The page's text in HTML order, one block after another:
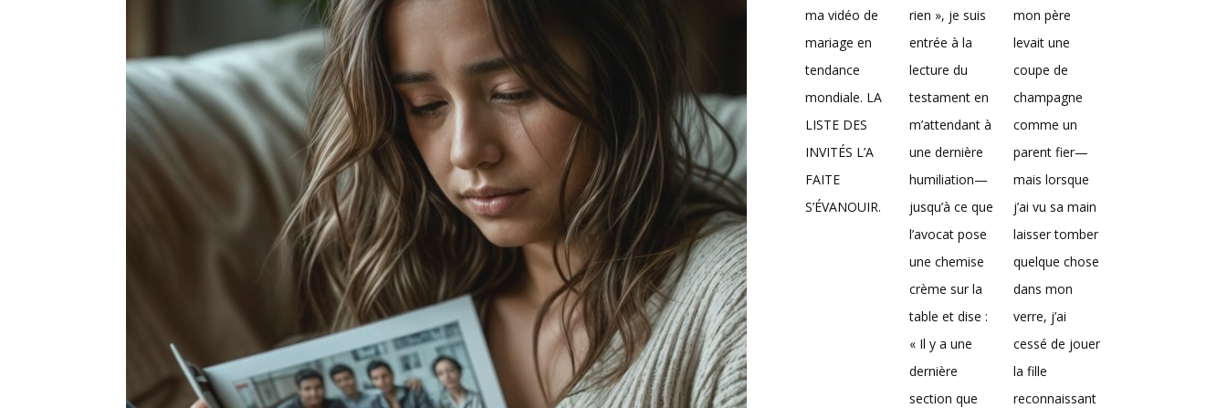
ma vidéo de
mariage en
tendance
mondiale. LA
LISTE DES
INVITÉS L’A
FAITE
S’ÉVANOUIR.
rien », je suis
entrée à la
lecture du
testament en
m’attendant à
une dernière
humiliation—
jusqu’à ce que
l’avocat pose
une chemise
crème sur la
table et dise :
« Il y a une
dernière
section que
mon père
levait une
coupe de
champagne
comme un
parent fier—
mais lorsque
j’ai vu sa main
laisser tomber
quelque chose
dans mon
verre, j’ai
cessé de jouer
la fille
reconnaissant